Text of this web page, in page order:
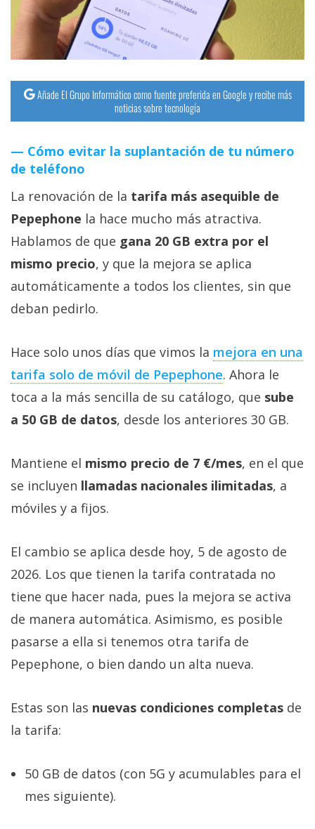
Añade El Grupo Informático como fuente preferida en Google y recibe más
noticias sobre tecnología
Cómo evitar la suplantación de tu número
de teléfono
La renovación de la tarifa más asequible de
Pepephone la hace mucho más atractiva.
Hablamos de que gana 20 GB extra por el
mismo precio, y que la mejora se aplica
automáticamente a todos los clientes, sin que
deban pedirlo.
Hace solo unos días que vimos la mejora en una
tarifa solo de móvil de Pepephone‎. Ahora le
toca a la más sencilla de su catálogo, que sube
a 50 GB de datos, desde los anteriores 30 GB.
Mantiene el mismo precio de 7 €/mes, en el que
se incluyen llamadas nacionales ilimitadas, a
móviles y a fijos.
El cambio se aplica desde hoy, 5 de agosto de
2026. Los que tienen la tarifa contratada no
tiene que hacer nada, pues la mejora se activa
de manera automática. Asimismo, es posible
pasarse a ella si tenemos otra tarifa de
Pepephone, o bien dando un alta nueva.
Estas son las nuevas condiciones completas de
la tarifa:
50 GB de datos (con 5G y acumulables para el
mes siguiente).